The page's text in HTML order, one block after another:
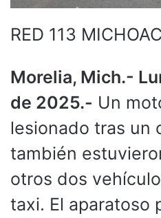
RED 113
Morelia, Mich.-
de 2025.- Un
lesionado tras un
también
otros dos
taxi. El aparatoso